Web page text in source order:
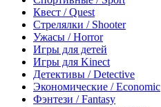
Квест / Quest
Стрелялки / Shooter
Ужасы / Horror
Игры для детей
Игры для Kinect
Детективы / Detective
Экономические / Economic
Фэнтези / Fantasy